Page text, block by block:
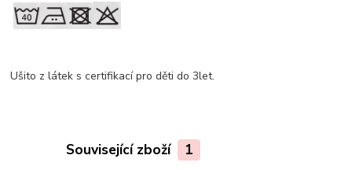
Ušito z látek s certifikací pro děti do 3let.
Související zboží 1